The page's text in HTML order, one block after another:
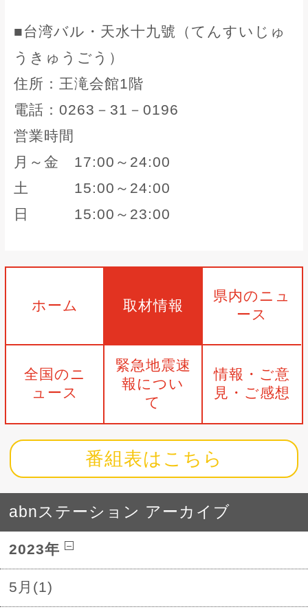
■台湾バル・天水十九號（てんすいじゅ
うきゅうごう）
住所：王滝会館1階
電話：0263－31－0196
営業時間
月～金 17:00～24:00
土 15:00～24:00
日 15:00～23:00
ホーム 取材情報
県内のニュ
ース
全国のニ
ュース
緊急地震速
報につい
て
情報・ご意
見・ご感想
番組表はこちら
abnステーション アーカイブ
2023年
5月(1)